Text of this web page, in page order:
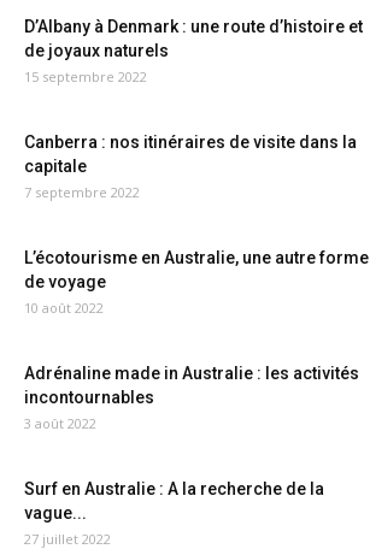
D’Albany à Denmark : une route d’histoire et
de joyaux naturels
15 septembre 2022
Canberra : nos itinéraires de visite dans la
capitale
7 septembre 2022
L’écotourisme en Australie, une autre forme
de voyage
10 août 2022
Adrénaline made in Australie : les activités
incontournables
3 août 2022
Surf en Australie : A la recherche de la
vague...
27 juillet 2022